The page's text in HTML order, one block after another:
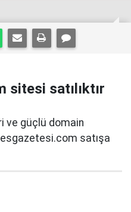
sitesi satılıktır
ve güçlü domain
satışa